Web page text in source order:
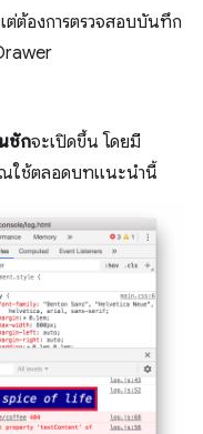
ต้องการตรวจสอบบันทึก
ชักจะเปิดขึ้น โดยมี
ใช้ตลอดบทแนะนำนี้